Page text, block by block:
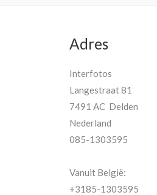
Adres
Interfotos
Langestraat 81
7491 AC Delden
Nederland
085-1303595
Vanuit België:
+3185-1303595